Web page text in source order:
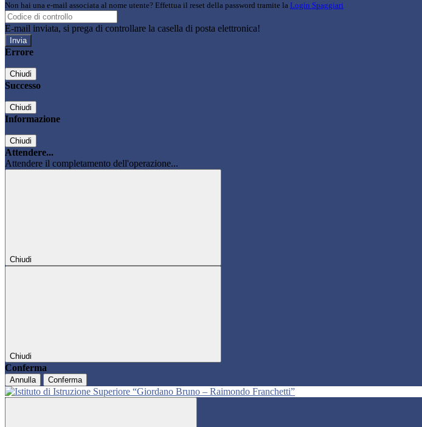
Non hai una e-mail associata al nome utente? Effettua il reset della password tramite la Login Spaggiari
E-mail inviata, si prega di controllare la casella di posta elettronica!
Errore
Chiudi
Successo
Chiudi
Informazione
Chiudi
Attendere...
Attendere il completamento dell'operazione...
Chiudi
Chiudi
Conferma
Annulla Conferma